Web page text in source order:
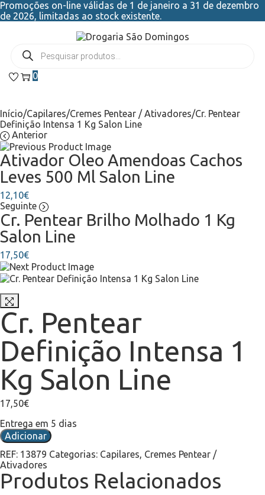
Promoções on-line válidas de 1 de janeiro a 31 de dezembro
de 2026, limitadas ao stock existente.
0
Início/Capilares/Cremes Pentear / Ativadores/Cr. Pentear
Definição Intensa 1 Kg Salon Line 
Anterior
Ativador Oleo Amendoas Cachos
Leves 500 Ml Salon Line
12,10€
Seguinte
Cr. Pentear Brilho Molhado 1 Kg
Salon Line
17,50€
Cr. Pentear
Definição Intensa 1
Kg Salon Line
17,50€
Entrega em 5 dias
Adicionar
REF: 13879 Categorias: Capilares, Cremes Pentear /
Ativadores
Produtos Relacionados